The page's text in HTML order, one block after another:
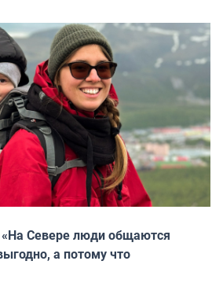
Севере люди общаются
а потому что